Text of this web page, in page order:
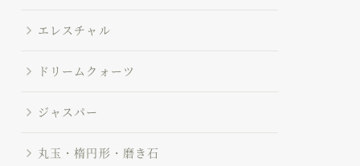
エレスチャル
ドリームクォーツ
ジャスパー
丸玉・楕円形・磨き石